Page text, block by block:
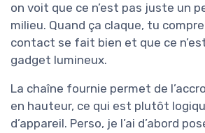
on voit que ce n’est pas juste un
milieu. Quand ça claque, tu
contact se fait bien et que ce
gadget lumineux.
La chaîne fournie permet de
en hauteur, ce qui est plutôt
d’appareil. Perso, je l’ai d’abord